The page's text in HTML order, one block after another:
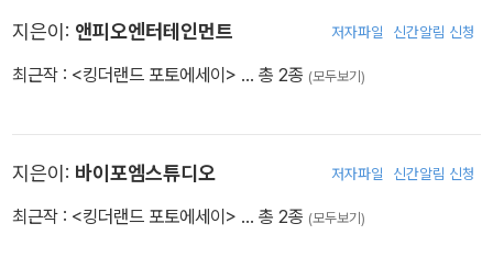
호텔이라는 화려하고 감각적인 배경에 보고만 있어도 저절로 미소 짓
다. 여기에 더해 드라마에서 보지 못한 미공개 스틸컷이 담겨 실제 배
지은이: 앤피오엔터테인먼트 저자파일 신간알림 신청
최근작 : <킹더랜드 포토에세이> … 총 2종 (모두보기)
지은이: 바이포엠스튜디오 저자파일 신간알림 신청
최근작 : <킹더랜드 포토에세이> … 총 2종 (모두보기)